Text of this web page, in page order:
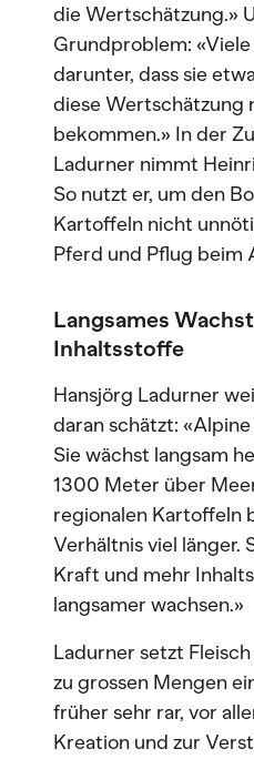
die Wertschätzung.»
Grundproblem:
darunter, dass sie
diese Wertschätzung
bekommen.» In der
Ladurner nimmt
So nutzt er, um den
Kartoffeln nicht
Pferd und Pflug beim
Langsames
Inhaltsstoffe
Hansjörg Ladurner
daran schätzt:
Sie wächst langsam
1300 Meter über
regionalen Kartoffeln
Verhältnis viel länger.
Kraft und mehr
langsamer wachsen.»
Ladurner setzt
zu grossen Mengen
früher sehr rar, vor
Kreation und zur